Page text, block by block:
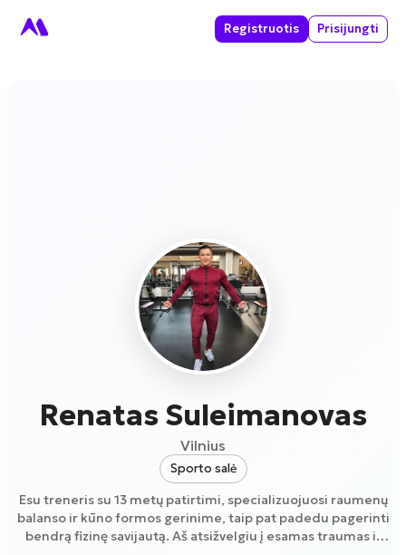
Registruotis Prisijungti
Renatas Suleimanovas
Vilnius
Sporto salė
Esu treneris su 13 metų patirtimi, specializuojuosi raumenų
balanso ir kūno formos gerinime, taip pat padedu pagerinti
bendrą fizinę savijautą. Aš atsižvelgiu į esamas traumas ir